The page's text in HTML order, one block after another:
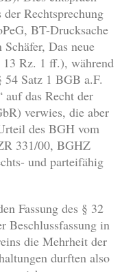
Rechtsprechung
BT-Drucksache
Schäfer, Das neue
13 Rz. 1 ff.), während
Satz 1 BGB a.F.
auf das Recht der
verwies, die aber
des BGH vom
331/00, BGHZ
und parteifähig
Fassung des § 32
Beschlussfassung in
die Mehrheit der
durften also